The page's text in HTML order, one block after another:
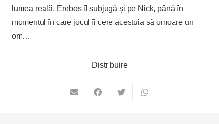
lumea reală. Erebos îl subjugă şi pe Nick, până în
momentul în care jocul îi cere acestuia să omoare un
om…
Distribuire